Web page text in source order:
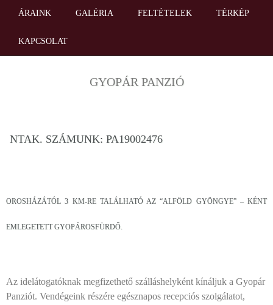
ÁRAINK GALÉRIA FELTÉTELEK TÉRKÉP
KAPCSOLAT
GYOPÁR PANZIÓ
NTAK. SZÁMUNK: PA19002476
OROSHÁZÁTÓL 3 KM-RE TALÁLHATÓ AZ “ALFÖLD GYÖNGYE” – KÉNT
EMLEGETETT GYOPÁROSFÜRDŐ.
Az idelátogatóknak megfizethető szálláshelyként kínáljuk a Gyopár
Panziót. Vendégeink részére egésznapos recepciós szolgálatot,